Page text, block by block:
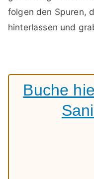
folgen den Spuren,
hinterlassen und
Buche